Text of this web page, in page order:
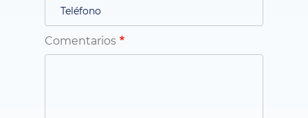
Comentarios